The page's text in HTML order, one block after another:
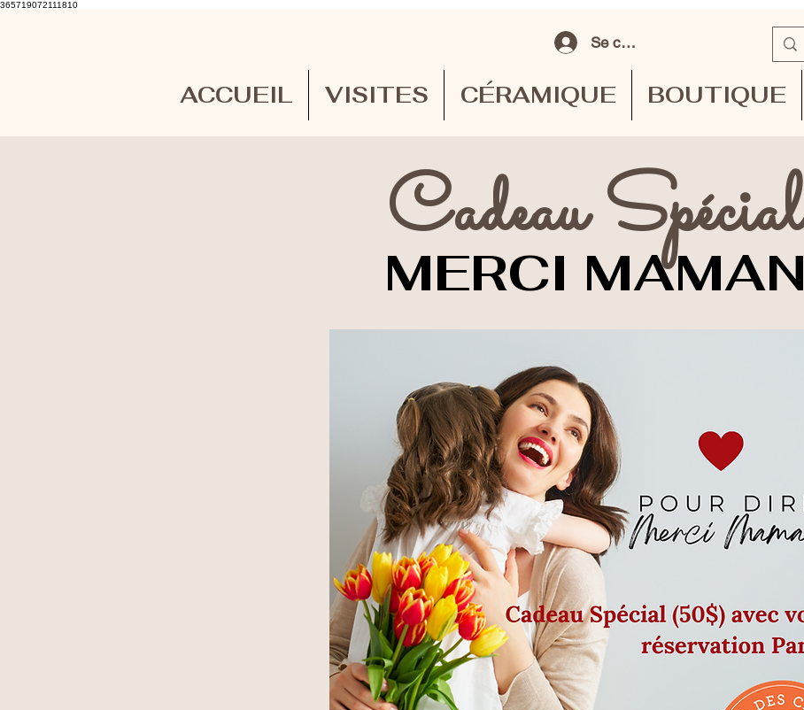
365719072111810
Se connecter
ACCUEIL VISITES CÉRAMIQUE BOUTIQUE
Cadeau Spécial
MERCI MAMAN